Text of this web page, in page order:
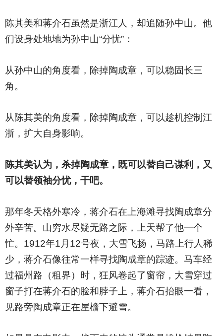
陈其美和蒋介石虽然是浙江人，却追随孙中山。他
们设身处地地为孙中山“分忧”：
从孙中山的角度看，除掉陶成章，可以稳固长三
角。
从陈其美的角度看，除掉陶成章，可以趁机控制江
浙，扩大自身影响。
陈其美认为，杀掉陶成章，既可以替自己谋利，又
可以替领袖分忧，干吧。
那年冬天格外寒冷，蒋介石在上海滩寻找陶成章分
外辛苦。山穷水尽疑无路之际，上天帮了他一个
忙。1912年1月12号夜，大雪飞扬，马路上行人稀
少，蒋介石像往常一样寻找陶成章的踪迹。马车经
过福州路（租界）时，狂风卷起了窗帘，大雪穿过
窗子打在蒋介石的脸和脖子上，蒋介石抬眼一看，
见路旁陶成章正在屋檐下避雪。